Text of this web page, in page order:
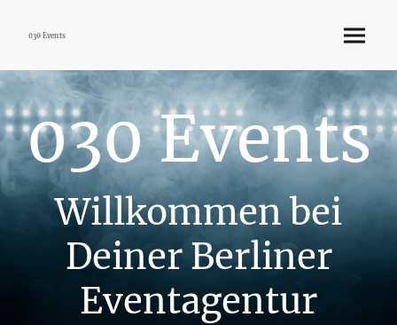
030 Events
030 Events
Willkommen bei
Deiner Berliner
Eventagentur